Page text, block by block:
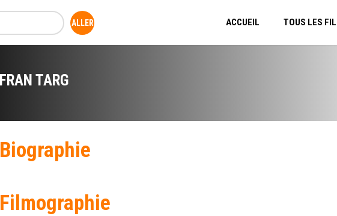
ACCUEIL TOUS LES
FRAN TARG
Biographie
Filmographie